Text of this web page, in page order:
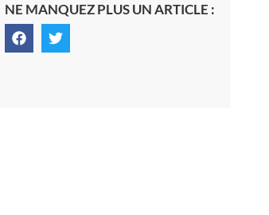
NE MANQUEZ PLUS UN ARTICLE :